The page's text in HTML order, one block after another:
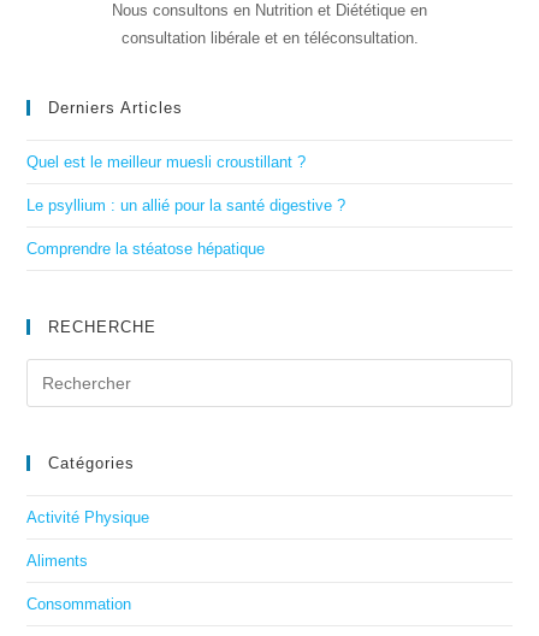
Nous consultons en Nutrition et Diététique en
consultation libérale et en téléconsultation.
Derniers Articles
Quel est le meilleur muesli croustillant ?
Le psyllium : un allié pour la santé digestive ?
Comprendre la stéatose hépatique
RECHERCHE
Catégories
Activité Physique
Aliments
Consommation